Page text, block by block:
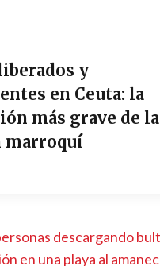
y
en Ceuta: la
más grave de la
marroquí